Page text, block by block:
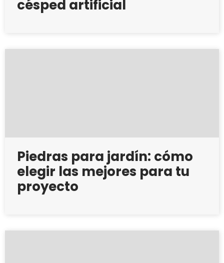
césped artificial
Piedras para jardín: cómo
elegir las mejores para tu
proyecto